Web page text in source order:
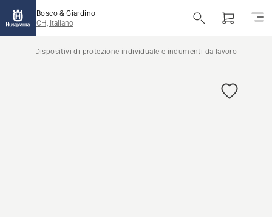
Bosco & Giardino
CH, Italiano
Dispositivi di protezione individuale e indumenti da lavoro